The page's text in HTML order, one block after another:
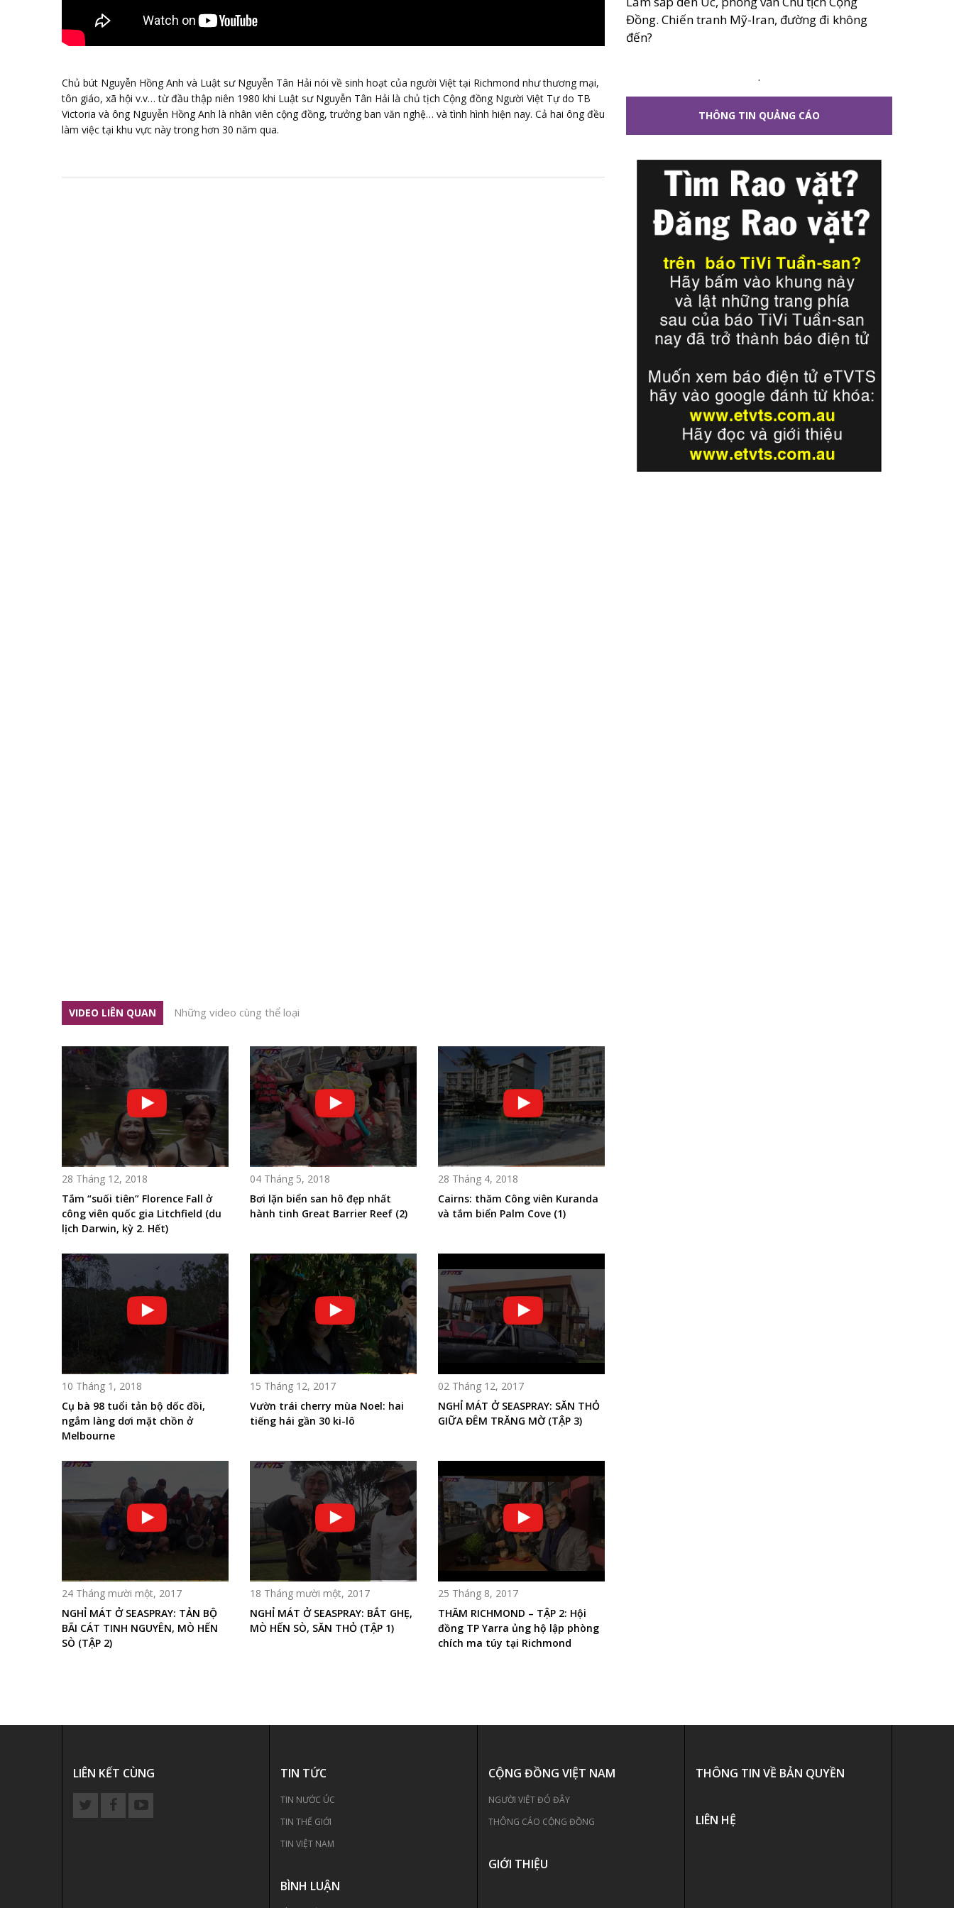
Chủ bút Nguyễn Hồng Anh và Luật sư Nguyễn Tân Hải nói về sinh hoạt của người Việt tại Richmond như thương mại,
tôn giáo, xã hội v.v… từ đầu thập niên 1980 khi Luật sư Nguyễn Tân Hải là chủ tịch Cộng đồng Người Việt Tự do TB
Victoria và ông Nguyễn Hồng Anh là nhân viên cộng đồng, trưởng ban văn nghệ… và tình hình hiện nay. Cả hai ông đều
làm việc tại khu vực này trong hơn 30 năm qua.
VIDEO LIÊN QUAN Những video cùng thể loại
28 Tháng 12, 2018
Tắm “suối tiên” Florence Fall ở
công viên quốc gia Litchfield (du
lịch Darwin, kỳ 2. Hết)
04 Tháng 5, 2018
Bơi lặn biển san hô đẹp nhất
hành tinh Great Barrier Reef (2)
28 Tháng 4, 2018
Cairns: thăm Công viên Kuranda
và tắm biển Palm Cove (1)
10 Tháng 1, 2018
Cụ bà 98 tuổi tản bộ dốc đồi,
ngắm làng dơi mặt chồn ở
Melbourne
15 Tháng 12, 2017
Vườn trái cherry mùa Noel: hai
tiếng hái gần 30 ki-lô
02 Tháng 12, 2017
NGHỈ MÁT Ở SEASPRAY: SĂN THỎ
GIỮA ĐÊM TRĂNG MỜ (TẬP 3)
24 Tháng mười một, 2017
NGHỈ MÁT Ở SEASPRAY: TẢN BỘ
BÃI CÁT TINH NGUYÊN, MÒ HẾN
SÒ (TẬP 2)
18 Tháng mười một, 2017
NGHỈ MÁT Ở SEASPRAY: BẮT GHẸ,
MÒ HẾN SÒ, SĂN THỎ (TẬP 1)
25 Tháng 8, 2017
THĂM RICHMOND – TẬP 2: Hội
đồng TP Yarra ủng hộ lập phòng
chích ma túy tại Richmond
Đồng. Chiến tranh Mỹ-Iran, đường đi không
đến?
.
THÔNG TIN QUẢNG CÁO
LIÊN KẾT CÙNG TIN TỨC
TIN NƯỚC ÚC
TIN THẾ GIỚI
TIN VIỆT NAM
BÌNH LUẬN
CỘNG ĐỒNG VIỆT NAM
NGƯỜI VIỆT ĐÓ ĐÂY
THÔNG CÁO CỘNG ĐỒNG
GIỚI THIỆU
THÔNG TIN VỀ BẢN QUYỀN
LIÊN HỆ